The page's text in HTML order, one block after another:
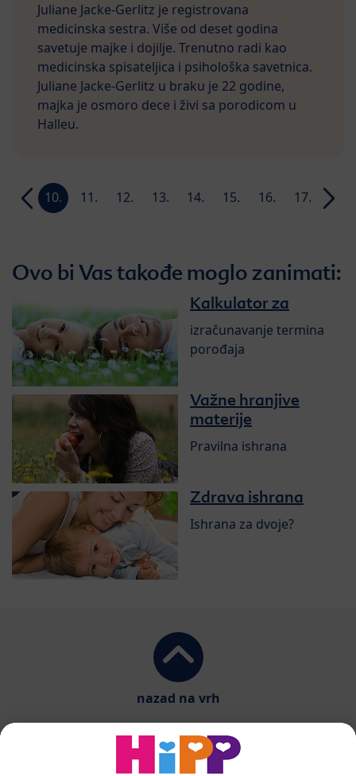
Juliane Jacke-Gerlitz je registrovana
medicinska sestra. Više od deset godina
savetuje majke i dojilje. Trenutno radi kao
medicinska spisateljica i psihološka savetnica.
Juliane Jacke-Gerlitz u braku je 22 godine,
majka je osmoro dece i živi sa porodicom u
Halleu.
9.
10.
11.
12.
13.
14.
15.
16.
17.
18.
Ovo bi Vas takođe moglo zanimati:
Kalkulator za
izračunavanje termina
porođaja
Važne hranjive
materije
Pravilna ishrana
Zdrava ishrana
Ishrana za dvoje?
nazad na vrh